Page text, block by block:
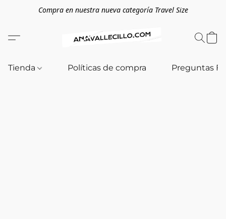
Compra en nuestra nueva categoría Travel Size
Tienda Políticas de compra Preguntas